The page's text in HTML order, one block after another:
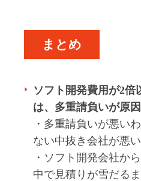
まとめ
ソフト開発費用が2倍
は、多重請負いが原因
・多重請負いが悪い
ない中抜き会社が悪い
・ソフト開発会社か
中で見積りが雪だる